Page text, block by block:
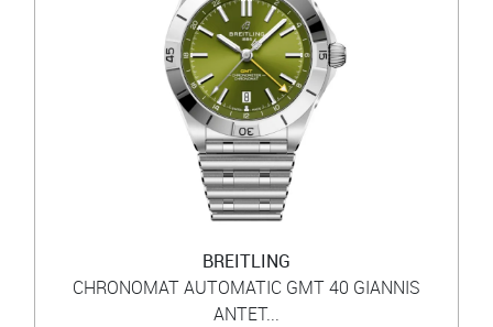
BREITLING
CHRONOMAT AUTOMATIC GMT 40 GIANNIS
ANTET...